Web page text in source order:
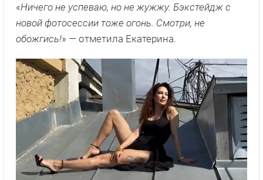
«Ничего не успеваю, но не жужжу. Бэкстейдж с
новой фотосессии тоже огонь. Смотри, не
обожгись!» — отметила Екатерина.